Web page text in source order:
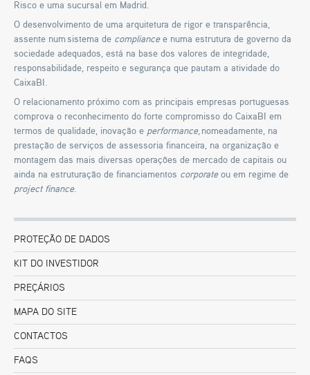
Risco e uma sucursal em Madrid.
O desenvolvimento de uma arquitetura de rigor e transparência,
assente num sistema de compliance e numa estrutura de governo da
sociedade adequados, está na base dos valores de integridade,
responsabilidade, respeito e segurança que pautam a atividade do
CaixaBI.
O relacionamento próximo com as principais empresas portuguesas
comprova o reconhecimento do forte compromisso do CaixaBI em
termos de qualidade, inovação e performance, nomeadamente, na
prestação de serviços de assessoria financeira, na organização e
montagem das mais diversas operações de mercado de capitais ou
ainda na estruturação de financiamentos corporateou em regime de
project finance.
PROTEÇÃO DE DADOS
KIT DO INVESTIDOR
PREÇÁRIOS
MAPA DO SITE
CONTACTOS
FAQS